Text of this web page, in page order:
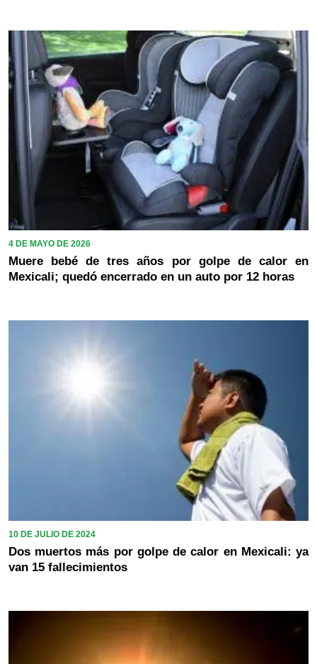
4 DE MAYO DE 2026
Muere bebé de tres años por golpe de calor en
Mexicali; quedó encerrado en un auto por 12 horas
10 DE JULIO DE 2024
Dos muertos más por golpe de calor en Mexicali: ya
van 15 fallecimientos